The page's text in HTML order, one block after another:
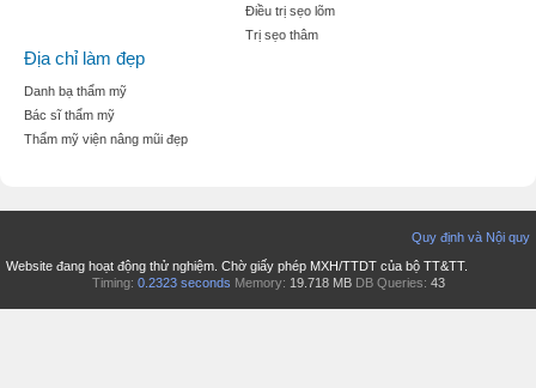
Điều trị sẹo lõm
Trị sẹo thâm
Địa chỉ làm đẹp
Danh bạ thẩm mỹ
Bác sĩ thẩm mỹ
Thẩm mỹ viện nâng mũi đẹp
Quy định và Nội quy
Website đang hoạt động thử nghiệm. Chờ giấy phép MXH/TTDT của bộ TT&TT.
Timing: 0.2323 seconds Memory: 19.718 MB DB Queries: 43